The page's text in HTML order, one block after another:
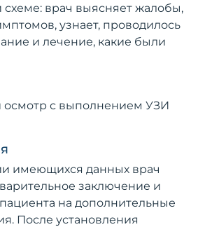
схеме: врач выясняет жалобы,
узнает, проводилось
и лечение, какие были
осмотр с выполнением УЗИ
имеющихся данных врач
заключение и
на дополнительные
После установления